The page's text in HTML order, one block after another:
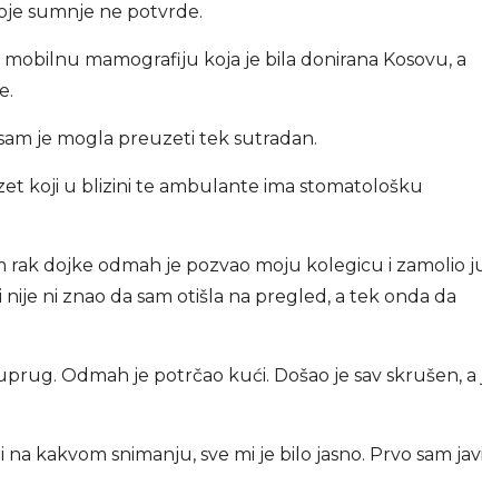
sumnje ne potvrde.
mamografiju koja je bila donirana Kosovu, a
je mogla preuzeti tek sutradan.
koji u blizini te ambulante ima stomatološku
rak dojke odmah je pozvao moju kolegicu i zamolio
ni znao da sam otišla na pregled, a tek onda da
Odmah je potrčao kući. Došao je sav skrušen, a
kakvom snimanju, sve mi je bilo jasno. Prvo sam